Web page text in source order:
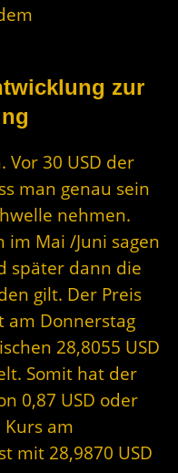
zur
Vor 30 USD der
man genau sein
nehmen.
im Mai /Juni sagen
später dann die
gilt. Der Preis
am Donnerstag
28,8055 USD
Somit hat der
0,87 USD oder
am
mit 28,9870 USD